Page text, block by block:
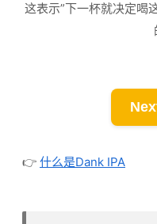
这表示”下一杯就决定喝
👉 什么是Dank IPA